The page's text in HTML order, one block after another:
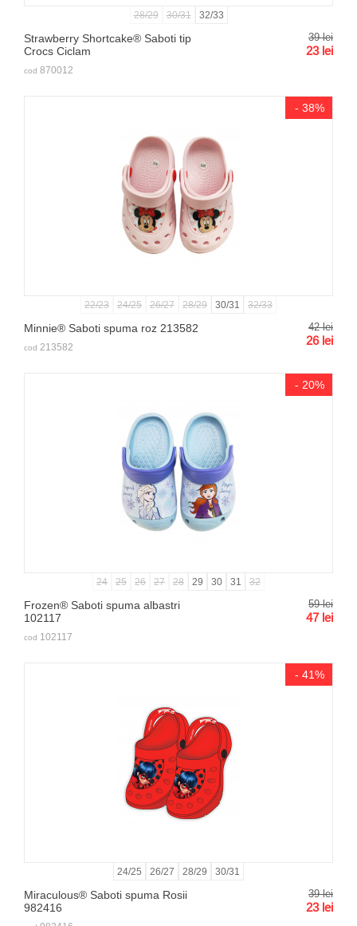
28/29 30/31 32/33
Strawberry Shortcake® Saboti tip
Crocs Ciclam
39 lei
23 lei
cod 870012
- 38%
22/23 24/25 26/27 28/29 30/31 32/33
Minnie® Saboti spuma roz 213582 42 lei
26 lei
cod 213582
- 20%
24 25 26 27 28 29 30 31 32
Frozen® Saboti spuma albastri
102117
59 lei
47 lei
cod 102117
- 41%
24/25 26/27 28/29 30/31
Miraculous® Saboti spuma Rosii
982416
39 lei
23 lei